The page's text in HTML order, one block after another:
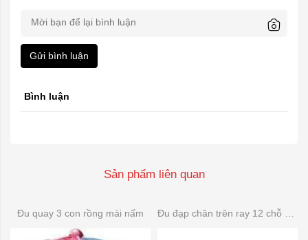
Gửi bình luận
Bình luận
Sản phẩm liên quan
Đu quay 3 con rồng mái nấm